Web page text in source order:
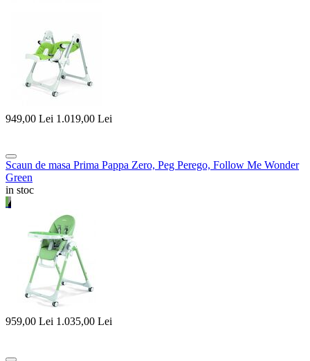
949,00 Lei 1.019,00 Lei
Scaun de masa Prima Pappa Zero, Peg Perego, Follow Me Wonder
Green
in stoc
959,00 Lei 1.035,00 Lei